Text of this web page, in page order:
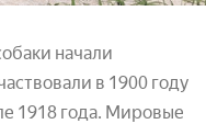
начали
в 1900 году
1918 года. Мировые